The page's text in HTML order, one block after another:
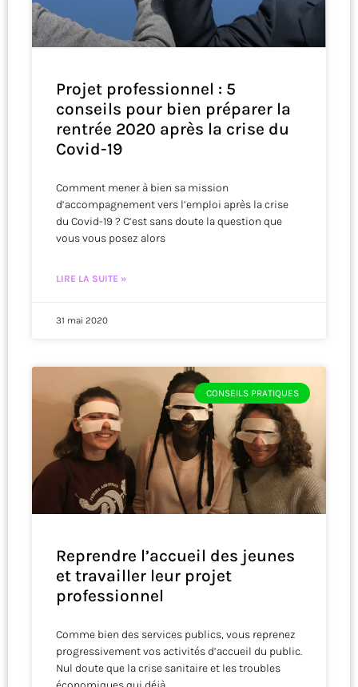
Projet professionnel : 5
conseils pour bien préparer la
rentrée 2020 après la crise du
Covid-19
Comment mener à bien sa mission
d’accompagnement vers l’emploi après la crise
du Covid-19 ? C’est sans doute la question que
vous vous posez alors
LIRE LA SUITE »
31 mai 2020
CONSEILS PRATIQUES
Reprendre l’accueil des jeunes
et travailler leur projet
professionnel
Comme bien des services publics, vous reprenez
progressivement vos activités d’accueil du public.
Nul doute que la crise sanitaire et les troubles